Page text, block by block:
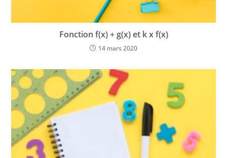
Fonction f(x) + g(x) et k x f(x)
14 mars 2020